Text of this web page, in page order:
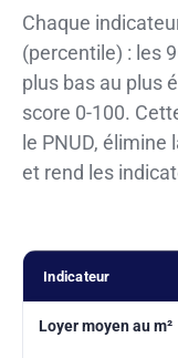
Chaque
(percentile) : les
plus bas au plus
score 0-100.
le PNUD,
et rend les
Indicateur
Loyer moyen au m²